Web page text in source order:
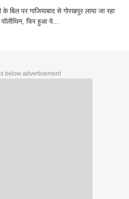
के बिल पर गाजियाबाद से गोरखपुर लाया जा रहा
पॉलीथिन, फिर हुआ ये...
below advertisement